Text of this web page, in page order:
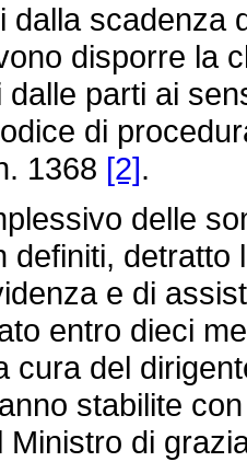
scadenza
disporre la
dalle parti ai
di
1368 [2].
delle
definiti,
e di
entro dieci
cura del
stabilite
Ministro di